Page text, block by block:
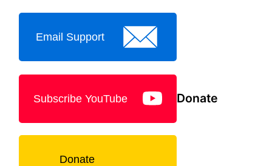
Email Support
Subscribe YouTube Donate
Donate